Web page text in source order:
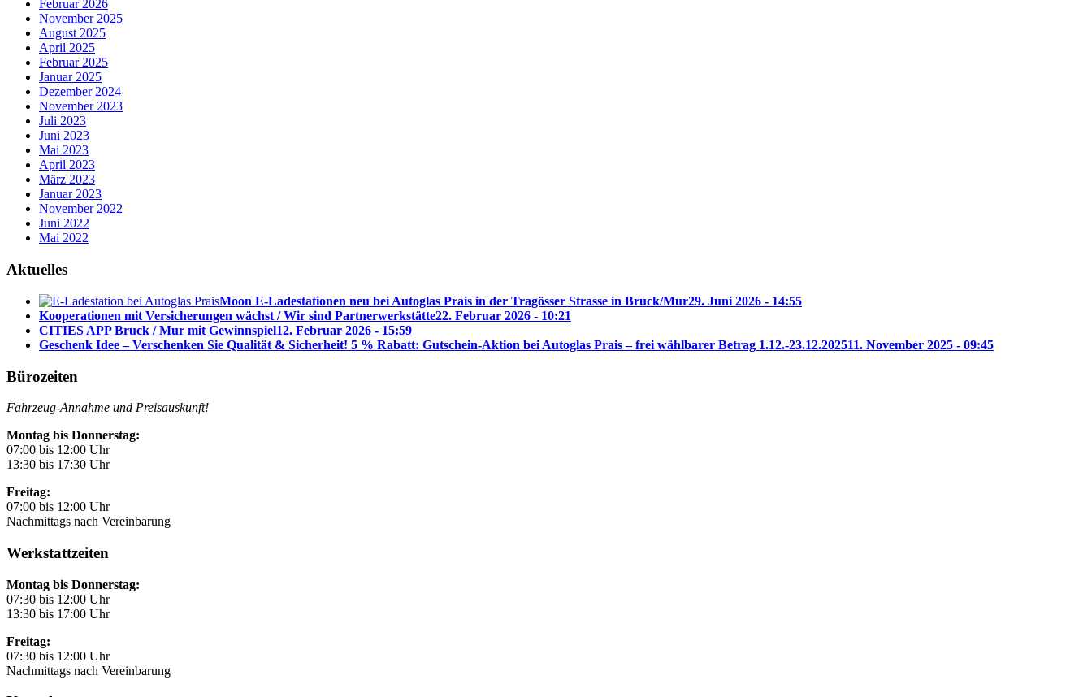
Februar 2026
November 2025
August 2025
April 2025
Februar 2025
Januar 2025
Dezember 2024
November 2023
Juli 2023
Juni 2023
Mai 2023
April 2023
März 2023
Januar 2023
November 2022
Juni 2022
Mai 2022
Aktuelles
Moon E-Ladestationen neu bei Autoglas Prais in der Tragösser Strasse in Bruck/Mur29. Juni 2026 - 14:55
Kooperationen mit Versicherungen wächst / Wir sind Partnerwerkstätte22. Februar 2026 - 10:21
CITIES APP Bruck / Mur mit Gewinnspiel12. Februar 2026 - 15:59
Geschenk Idee – Verschenken Sie Qualität & Sicherheit! 5 % Rabatt: Gutschein-Aktion bei Autoglas Prais – frei wählbarer Betrag 1.12.-23.12.202511. November 2025 - 09:45
Bürozeiten
Fahrzeug-Annahme und Preisauskunft!
Montag bis Donnerstag:
07:00 bis 12:00 Uhr
13:30 bis 17:30 Uhr
Freitag:
07:00 bis 12:00 Uhr
Nachmittags nach Vereinbarung
Werkstattzeiten
Montag bis Donnerstag:
07:30 bis 12:00 Uhr
13:30 bis 17:00 Uhr
Freitag:
07:30 bis 12:00 Uhr
Nachmittags nach Vereinbarung